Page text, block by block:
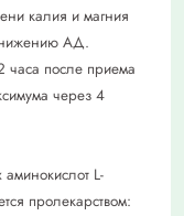
калия и магния
АД.
часа после приема
через 4
L-
пролекарством: